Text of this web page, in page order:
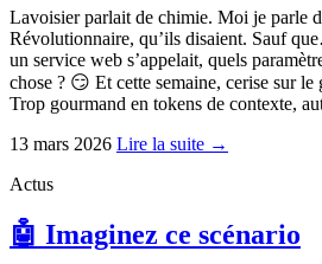
Lavoisier parlait de chimie. Moi je parle
Révolutionnaire, qu’ils disaient. Sauf
un service web s’appelait, quels
chose ? 😏 Et cette semaine, cerise sur
Trop gourmand en tokens de contexte,
13 mars 2026 Lire la suite →
Actus
🤖 Imaginez ce scénario